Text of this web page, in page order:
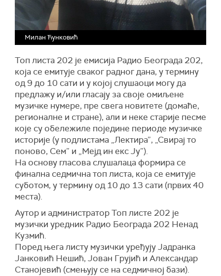
Милан Ћунковић
Топ листа 202 је емисија Радио Београда 202,
која се емитује сваког радног дана, у термину
oд 9 до 10 сати и у којој слушаоци могу да
предлажу и/или гласају за своје омиљене
музичке нумере, пре свега новитете (домаће,
регионалне и стране), али и неке старије песме
које су обележиле поједине периоде музичке
историје (у подлистама „Лектира”, „Свирај то
поново, Сем” и „Мејд ин екс Ју”).
На основу гласова слушалаца формира се
финална седмична топ листа, која се емитује
суботом, у термину од 10 до 13 сати (првих 40
места).
Аутор и администратор Топ листе 202 је
музички уредник Радио Београда 202 Ненад
Кузмић.
Поред њега листу музички уређују Јадранка
Јанковић Нешић, Јован Грујић и Александар
Станојевић (смењују се на седмичној бази).